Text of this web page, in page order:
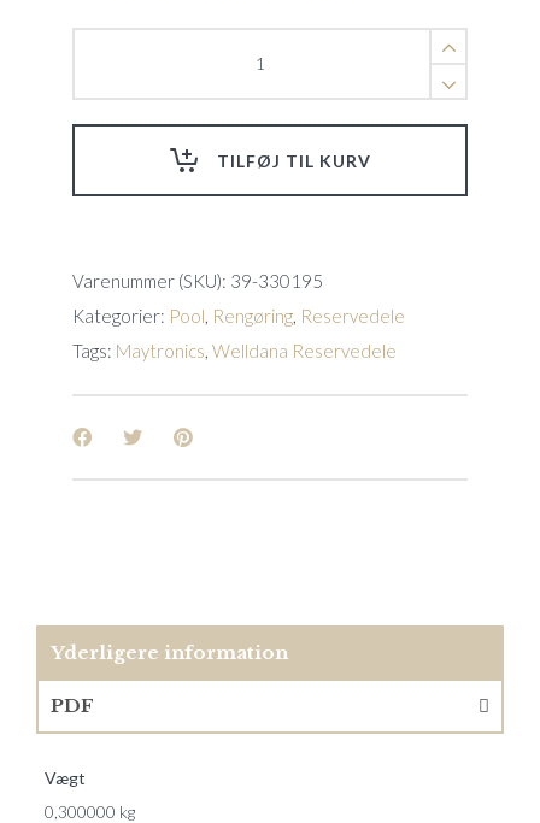
quantity
TILFØJ TIL KURV
Varenummer (SKU): 39-330195
Kategorier: Pool Rengøring Reservedele
Tags: Maytronics Welldana Reservedele
Yderligere information
PDF
Vægt
0,300000 kg